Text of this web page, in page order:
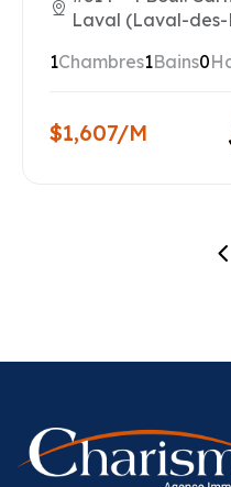
Laval (Laval-des-
1Chambres1Bains0
$1,607/M